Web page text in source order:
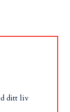
ditt liv